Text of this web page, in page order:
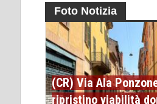
Foto Notizia
(CR) Via Ala
ripristino viabilità